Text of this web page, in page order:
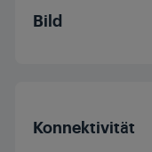
Display Panel
Bild
Konnektivität